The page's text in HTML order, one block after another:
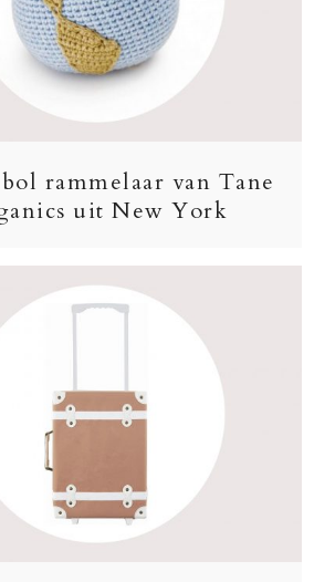
rammelaar van Tane
uit New York